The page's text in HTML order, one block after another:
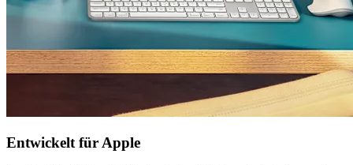
Entwickelt für Apple